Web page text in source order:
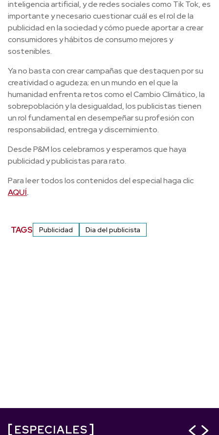
inteligencia artificial, y de redes sociales como Tik Tok, es
importante y necesario cuestionar cuál es el rol de la
publicidad en la sociedad y cómo puede aportar a crear
consumidores y hábitos de consumo mejores y
sostenibles.
Ya no basta con crear campañas que destaquen por su
creatividad o agudeza; en un mundo en el que la
humanidad enfrenta retos como el Cambio Climático, la
sobrepoblación y la desigualdad, los publicistas tienen
un rol fundamental en desempeñar su profesión con
responsabilidad, entrega y discernimiento.
Desde P&M los celebramos y esperamos que haya
publicidad y publicistas para rato.
Para leer todos los contenidos del especial haga clic
AQUÍ.
TAGS Publicidad Dia del publicista
ESPECIALES